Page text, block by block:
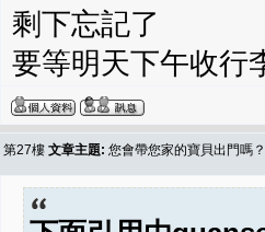
剩下忘記了
要等明天下午收行
第27樓 文章主題: 您會帶您家的寶貝出門嗎？